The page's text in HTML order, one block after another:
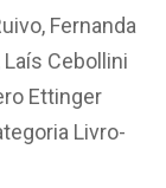
Fernanda
Laís Cebollini
Ettinger
Livro-